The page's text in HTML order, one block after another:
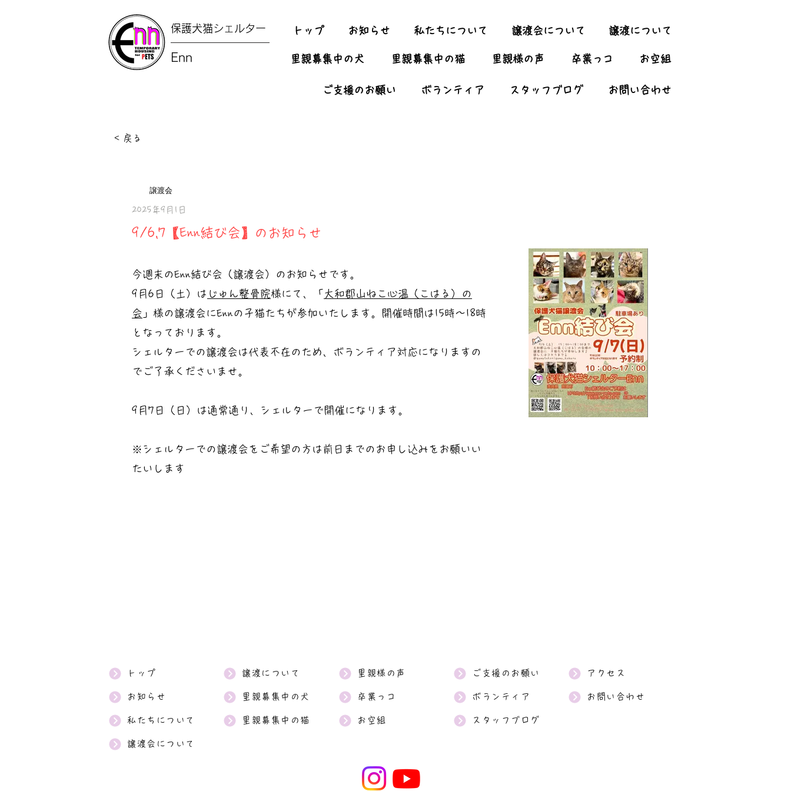
保護犬猫シェルター トップ お知らせ 私たちについて 譲渡会について 譲渡について
Enn 里親募集中の犬 里親募集中の猫 里親様の声 卒業っコ お空組
ご支援のお願い ボランティア スタッフブログ お問い合わせ
< 戻る
譲渡会
2025年9月1日
9/6,7【Enn結び会】のお知らせ
今週末のEnn結び会（譲渡会）のお知らせです。
9月6日（土）は じゅん整骨院様にて、「 大和郡山ねこ心温（こはる）の
会 」様の譲渡会にEnnの子猫たちが参加いたします。開催時間は15時〜18時
となっております。
シェルターでの譲渡会は代表不在のため、ボランティア対応になりますの
でご了承くださいませ。
9月7日（日）は通常通り、シェルターで開催になります。
※シェルターでの譲渡会をご希望の方は前日までのお申し込みをお願いい
たいします
トップ 譲渡について
お知らせ 里親募集中の犬
私たちについて 里親募集中の猫
里親様の声 ご支援のお願い アクセス
卒業っコ ボランティア お問い合わせ
お空組 スタッフブログ
譲渡会について